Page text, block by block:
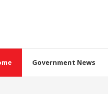
Government News